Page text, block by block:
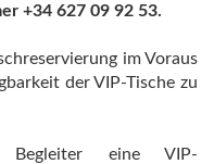
+34 627 09 92 53.
im Voraus
der VIP-Tische zu
eine VIP-